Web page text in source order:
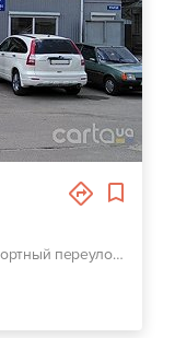
г. Кропивницкий, Транспортный переулок, 16